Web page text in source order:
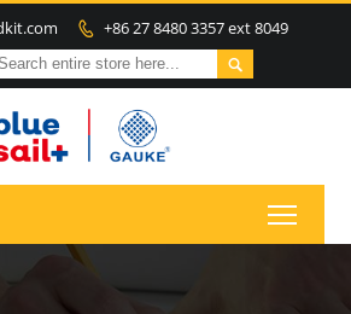
 +86 27 8480 3357 ext 8049
